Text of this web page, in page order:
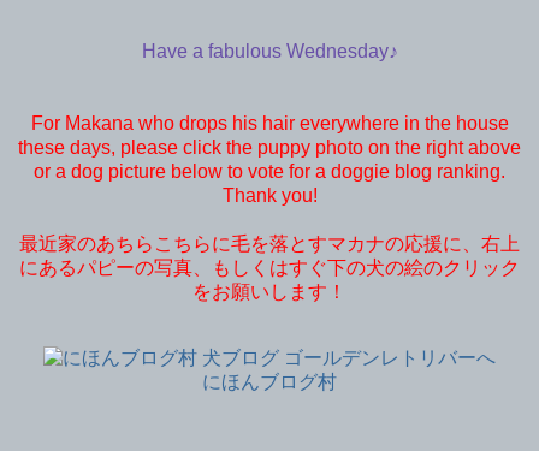
Have a fabulous Wednesday♪
For Makana who drops his hair everywhere in the house
these days, please click the puppy photo on the right above
or a dog picture below to vote for a doggie blog ranking.
Thank you!
最近家のあちらこちらに毛を落とすマカナの応援に、右上
にあるパピーの写真、もしくはすぐ下の犬の絵のクリック
をお願いします！
にほんブログ村